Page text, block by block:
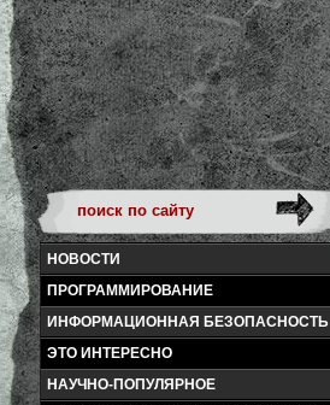
НОВОСТИ
ПРОГРАММИРОВАНИЕ
ИНФОРМАЦИОННАЯ БЕЗОПАСНОСТЬ
ЭТО ИНТЕРЕСНО
НАУЧНО-ПОПУЛЯРНОЕ